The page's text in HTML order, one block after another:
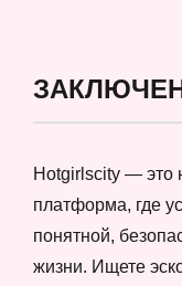
Hotgirlscity — это
платформа, где
понятной,
жизни. Ищете